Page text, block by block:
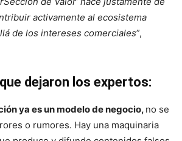
activamente al ecosistema
de los intereses comerciales”,
dejaron los expertos:
ya es un modelo de negocio, no se
o rumores. Hay una maquinaria